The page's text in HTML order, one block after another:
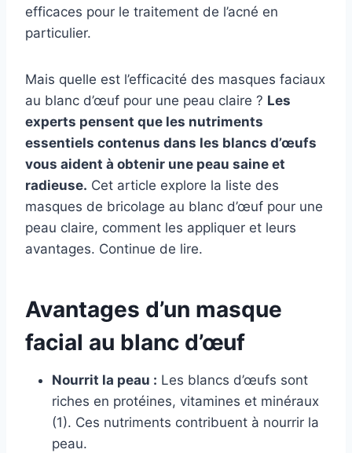
efficaces pour le traitement de l’acné en
particulier.
Mais quelle est l’efficacité des masques faciaux
au blanc d’œuf pour une peau claire ? Les
experts pensent que les nutriments
essentiels contenus dans les blancs d’œufs
vous aident à obtenir une peau saine et
radieuse. Cet article explore la liste des
masques de bricolage au blanc d’œuf pour une
peau claire, comment les appliquer et leurs
avantages. Continue de lire.
Avantages d’un masque
facial au blanc d’œuf
Nourrit la peau : Les blancs d’œufs sont
riches en protéines, vitamines et minéraux
(1). Ces nutriments contribuent à nourrir la
peau.